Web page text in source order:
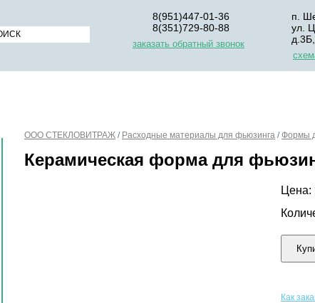
8(951)447-01-36
8(351)729-80-88
заказать обратный звонок
п.
ул.
ООО СТЕКЛОВИТРАЖ / Расходные материалы для фьюзинга /Формы
Керамическая форма для
Цена:
Как